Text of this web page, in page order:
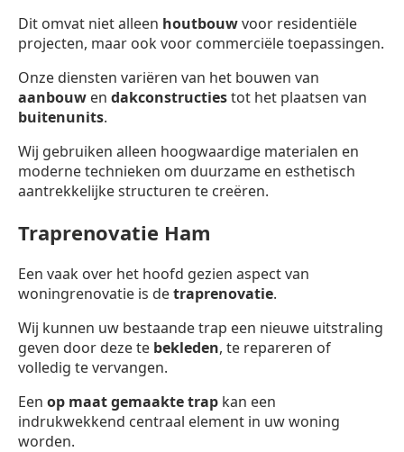
Dit omvat niet alleen houtbouwvoor residentiële
projecten, maar ook voor commerciële toepassingen.
Onze diensten variëren van het bouwen van
aanbouw en dakconstructiestot het plaatsen van
buitenunits.
Wij gebruiken alleen hoogwaardige materialen en
moderne technieken om duurzame en esthetisch
aantrekkelijke structuren te creëren.
Traprenovatie Ham
Een vaak over het hoofd gezien aspect van
woningrenovatie is detraprenovatie.
Wij kunnen uw bestaande trap een nieuwe uitstraling
geven door deze te bekleden, te repareren of
volledig te vervangen.
Een op maat gemaakte trap kan een
indrukwekkend centraal element in uw woning
worden.